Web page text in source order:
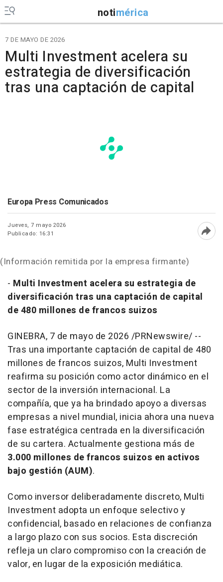
notimérica
7 DE MAYO DE 2026
Multi Investment acelera su
estrategia de diversificación
tras una captación de capital
Europa Press Comunicados
Jueves, 7 mayo 2026
Publicado: 16:31
(Información remitida por la empresa firmante)
- Multi Investment acelera su estrategia de
diversificación tras una captación de capital
de 480 millones de francos suizos
GINEBRA, 7 de mayo de 2026 /PRNewswire/ --
Tras una importante captación de capital de 480
millones de francos suizos, Multi Investment
reafirma su posición como actor dinámico en el
sector de la inversión internacional. La
compañía, que ya ha brindado apoyo a diversas
empresas a nivel mundial, inicia ahora una nueva
fase estratégica centrada en la diversificación
de su cartera. Actualmente gestiona más de
3.000 millones de francos suizos en activos
bajo gestión (AUM).
Como inversor deliberadamente discreto, Multi
Investment adopta un enfoque selectivo y
confidencial, basado en relaciones de confianza
a largo plazo con sus socios. Esta discreción
refleja un claro compromiso con la creación de
valor, en lugar de la exposición mediática.